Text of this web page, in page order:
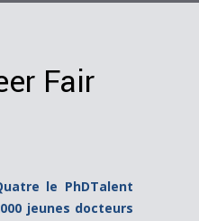
Fair
le PhDTalent
jeunes docteurs